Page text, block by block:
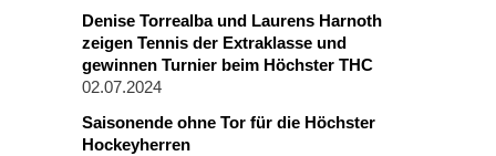
Denise Torrealba und Laurens Harnoth
zeigen Tennis der Extraklasse und
gewinnen Turnier beim Höchster THC
02.07.2024
Saisonende ohne Tor für die Höchster
Hockeyherren